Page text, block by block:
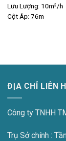
Lưu Lượng: 10m³/h
Cột Áp: 76m
ĐỊA CHỈ LIÊN
Công ty TNHH
Trụ Sở chính :